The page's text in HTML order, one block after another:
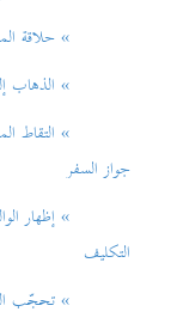
» حلاقة
» الذهاب إلی
» التقاط
جواز السفر
» إظهار الوالد
التكليف
» تحجّب المرأة